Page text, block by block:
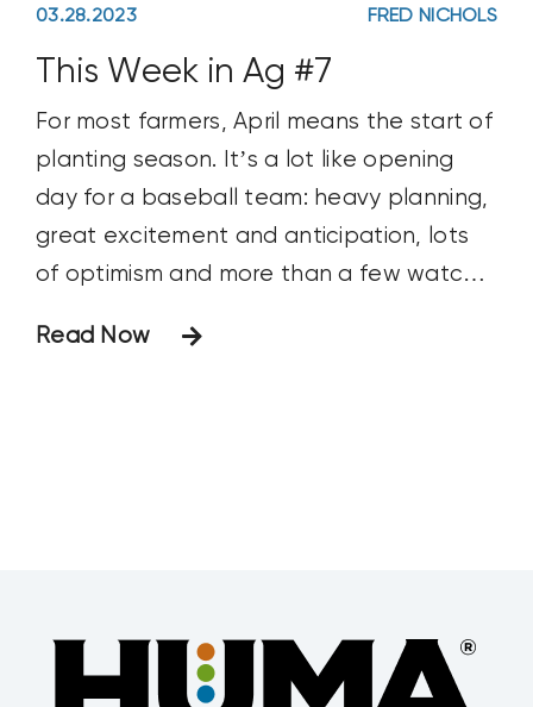
03.28.2023 FRED NICHOLS
This Week in Ag #7
For most farmers, April means the start of
planting season. It’s a lot like opening
day for a baseball team: heavy planning,
great excitement and anticipation, lots
of optimism and more than a few watch
planting? While they all have a plan,
Read Now